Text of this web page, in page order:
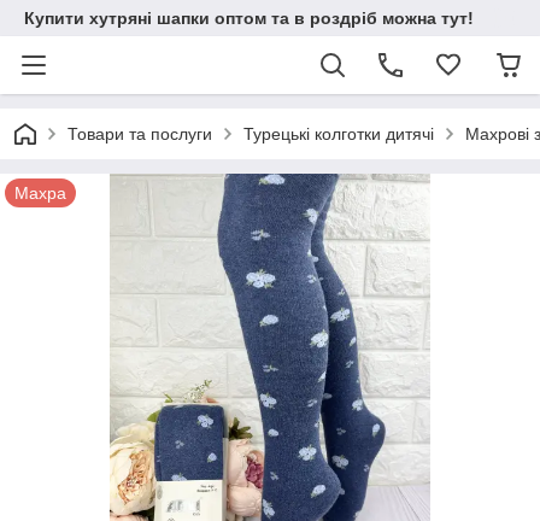
Купити хутряні шапки оптом та в роздріб можна тут!
Товари та послуги Турецькі колготки дитячі Махрові
Махра